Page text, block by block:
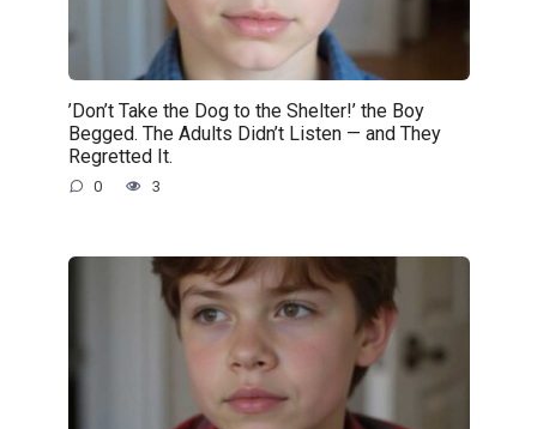
’Don’t Take the Dog to the Shelter!’ the Boy
Begged. The Adults Didn’t Listen — and They
Regretted It.
0 3